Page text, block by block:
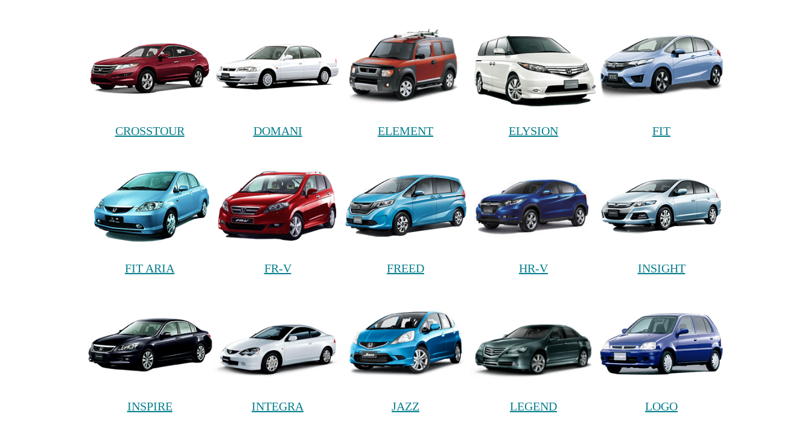
CROSSTOUR DOMANI ELEMENT ELYSION FIT
FIT ARIA FR-V FREED HR-V INSIGHT
INSPIRE INTEGRA JAZZ LEGEND LOGO